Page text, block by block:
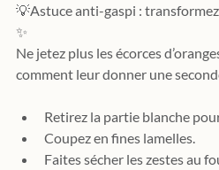
💡Astuce anti-gaspi : transformez
✨
Ne jetez plus les écorces
comment leur donner une
Retirez la partie blanche
Coupez en fines lamelles.
Faites sécher les zestes au